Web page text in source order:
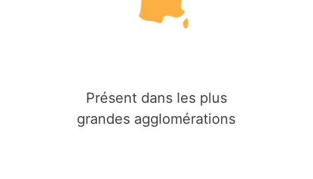
Présent dans les plus
grandes agglomérations